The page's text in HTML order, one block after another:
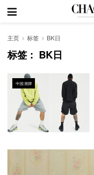
主页 标签 BK日
标签： BK日
中国潮牌